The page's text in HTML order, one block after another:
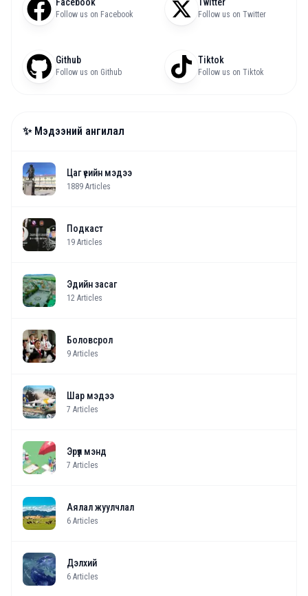
Follow us on Facebook Follow us on Twitter
Github
Follow us on Github
Tiktok
Follow us on Tiktok
✨ Мэдээний ангилал
Цаг үеийн мэдээ
1889 Articles
Подкаст
19 Articles
Эдийн засаг
12 Articles
Боловсрол
9 Articles
Шар мэдээ
7 Articles
Эрүүл мэнд
7 Articles
Аялал жуулчлал
6 Articles
Дэлхий
6 Articles